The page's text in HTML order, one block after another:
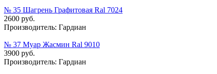
№ 35 Шагрень Графитовая Ral 7024
2600 руб.
Производитель: Гардиан
№ 37 Муар Жасмин Ral 9010
3900 руб.
Производитель: Гардиан